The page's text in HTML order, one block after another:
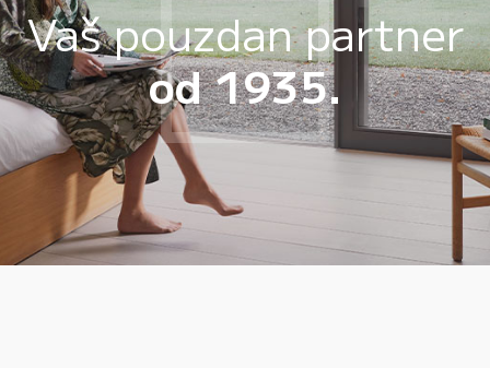
Vaš pouzdan partner
od 1935.